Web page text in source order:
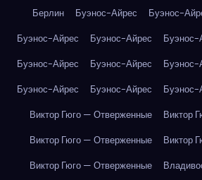
Берлин
Буэнос-Айрес Буэнос-
Буэнос-Айрес
Буэнос-Айрес Буэнос-
Буэнос-Айрес
Буэнос-Айрес Буэнос-
Буэнос-Айрес
Буэнос-Айрес Буэнос-
Виктор Гюго — Отверженные
Виктор
Виктор Гюго — Отверженные
Виктор
Виктор Гюго — Отверженные